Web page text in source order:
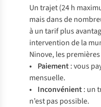
Un trajet (24 h
mais dans de
à un tarif plus
intervention de la
Ninove, les
• Paiement: vous
mensuelle.
• Inconvénient: un
n’est pas possible.